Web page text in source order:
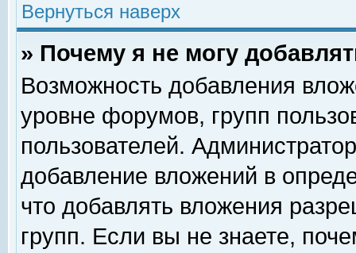
Вернуться наверх
» Почему я не могу
Возможность добавления
уровне форумов, групп
пользователей.
добавление вложений в
что добавлять вложения
групп. Если вы не знаете,